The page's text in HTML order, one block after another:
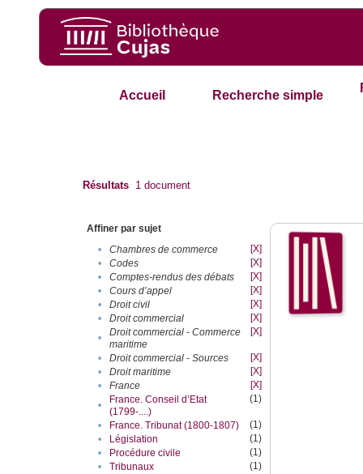
Accueil Recherche simple
Résultats 1 document
Affiner par sujet
•
Chambres de commerce
[X]
•
Codes
[X]
•
Comptes-rendus des débats
[X]
•
Cours d’appel
[X]
•
Droit civil
[X]
•
Droit commercial
[X]
•
Droit commercial - Commerce
maritime
[X]
• Droit commercial - Sources
[X]
•
Droit maritime
[X]
•
France
[X]
•
France. Conseil d’Etat
(1799-....)
(1)
• France. Tribunat (1800-1807)
(1)
•
Législation
(1)
•
Procédure civile
(1)
•
Tribunaux
(1)